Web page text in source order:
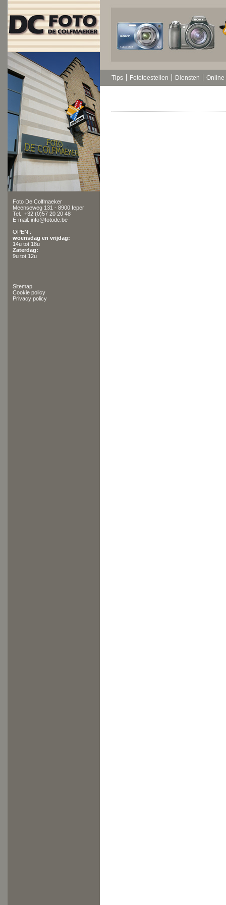
Foto De Colfmaeker
Meenseweg 131 - 8900 Ieper
Tel.: +32 (0)57 20 20 48
E-mail: info@fotodc.be
OPEN :
woensdag en vrijdag:
14u tot 18u
Zaterdag:
9u tot 12u
Sitemap
Cookie policy
Privacy policy
Tips Fototoestellen Diensten Online